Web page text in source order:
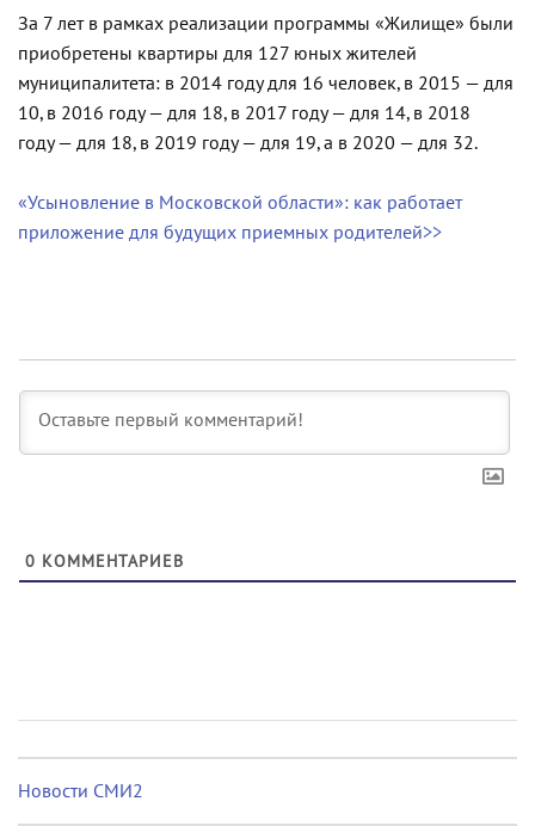
За 7 лет в рамках реализации программы «Жилище» были
приобретены квартиры для 127 юных жителей
муниципалитета: в 2014 году для 16 человек, в 2015 — для
10, в 2016 году — для 18, в 2017 году — для 14, в 2018
году — для 18, в 2019 году — для 19, а в 2020 — для 32.
«Усыновление в Московской области»: как работает
приложение для будущих приемных родителей>>
0 КОММЕНТАРИЕВ
Новости СМИ2